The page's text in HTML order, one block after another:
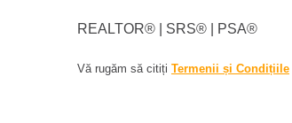
REALTOR®️ | SRS®️ | PSA®️
Vă rugăm să citiți Termenii și Condițiile